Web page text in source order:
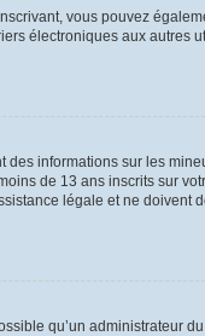
vous pouvez
électroniques aux autres
des informations sur les
de 13 ans inscrits sur
légale et ne doivent
qu’un administrateur